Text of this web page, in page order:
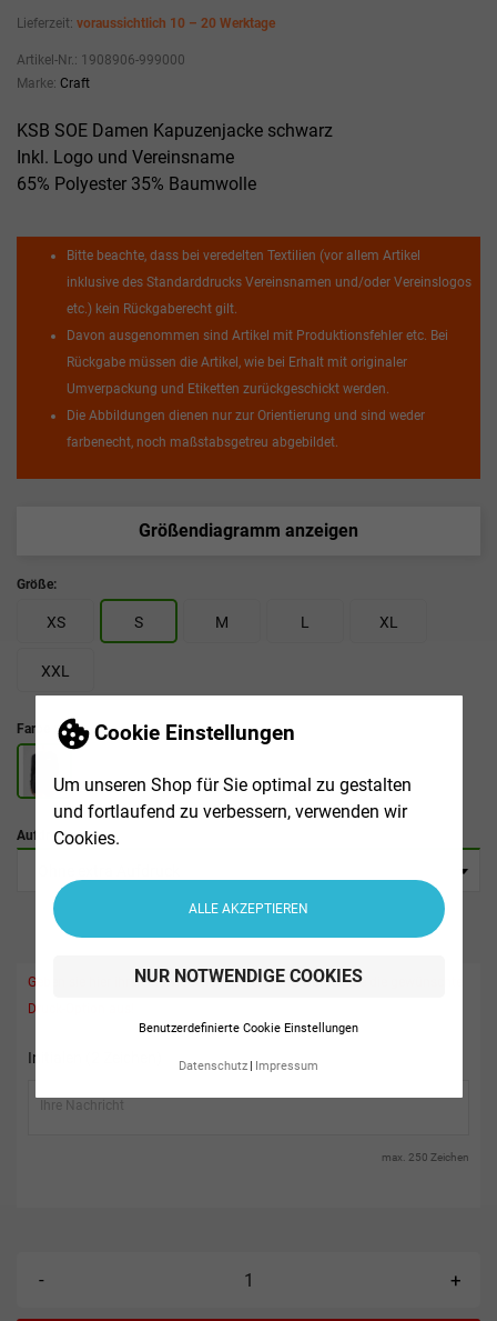
Cookie Einstellungen
Um unseren Shop für Sie optimal zu gestalten
und fortlaufend zu verbessern, verwenden wir
Cookies.
ALLE AKZEPTIEREN
NUR NOTWENDIGE COOKIES
Benutzerdefinierte Cookie Einstellungen
Datenschutz Impressum
Lieferzeit: voraussichtlich 10 – 20 Werktage
Artikel-Nr.: 1908906-999000
Marke: Craft
KSB SOE Damen Kapuzenjacke schwarz
Inkl. Logo und Vereinsname
65% Polyester 35% Baumwolle
Bitte beachte, dass bei veredelten Textilien (vor allem Artikel
inklusive des Standarddrucks Vereinsnamen und/oder Vereinslogos
etc.) kein Rückgaberecht gilt.
Davon ausgenommen sind Artikel mit Produktionsfehler etc. Bei
Rückgabe müssen die Artikel, wie bei Erhalt mit originaler
Umverpackung und Etiketten zurückgeschickt werden.
Die Abbildungen dienen nur zur Orientierung und sind weder
farbenecht, noch maßstabsgetreu abgebildet.
Größendiagramm anzeigen
Größe:
XS S M L XL
XXL
Farbe :
Aufdruck:
Geben sie hier ihren individuellen Text ein und wählen Sie die gewünschte
Druck-Option aus!
Initialen (2 Zeichen)
max. 250 Zeichen
- +